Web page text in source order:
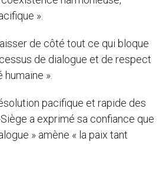
».
de côté tout ce qui bloque
de dialogue et de respect
».
pacifique et rapide des
a exprimé sa confiance que
» amène « la paix tant